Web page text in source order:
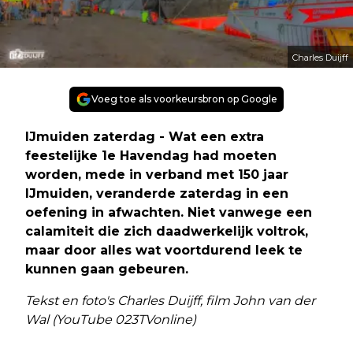
Charles Duijff
Voeg toe als voorkeursbron op Google
IJmuiden zaterdag - Wat een extra
feestelijke 1e Havendag had moeten
worden, mede in verband met 150 jaar
IJmuiden, veranderde zaterdag in een
oefening in afwachten. Niet vanwege een
calamiteit die zich daadwerkelijk voltrok,
maar door alles wat voortdurend leek te
kunnen gaan gebeuren.
Tekst en foto's Charles Duijff, film John van der
Wal (YouTube 023TVonline)